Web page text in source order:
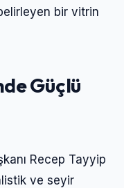
bir vitrin
Güçlü
Recep Tayyip
ve seyir